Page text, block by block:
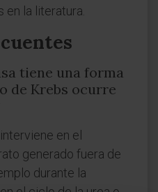
en la literatura.
tiene una forma
de Krebs ocurre
en el
generado fuera de
durante la